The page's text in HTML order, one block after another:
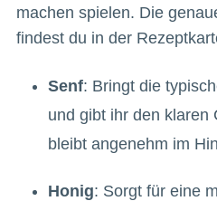
machen spielen. Die
findest du in der
Senf: Bringt die
und gibt ihr den klaren
bleibt angenehm im
Honig: Sorgt für eine